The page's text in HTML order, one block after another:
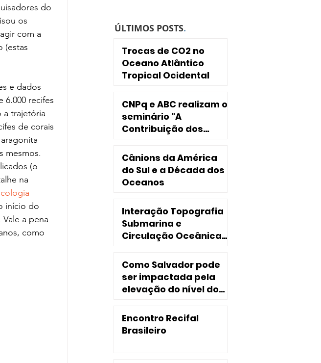
do
os
com a
(estas
e dados
6.000 recifes
a trajetória
de corais
mesmos.
(o
na
início do
a pena
como
ÚLTIMOS POSTS.
Trocas de CO2 no
Oceano Atlântico
Tropical Ocidental
CNPq e ABC realizam o
seminário "A
Contribuição dos
Sociedade"
Cânions da América
do Sul e a Década dos
Oceanos
Interação Topografia
Submarina e
Circulação Oceânica
Como Salvador pode
ser impactada pela
elevação do nível do
Encontro Recifal
Brasileiro